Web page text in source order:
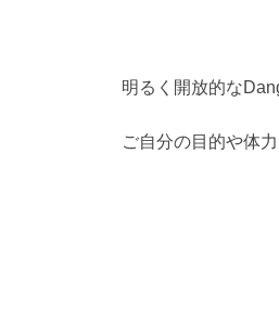
明るく開放的な
ご自分の目的や体